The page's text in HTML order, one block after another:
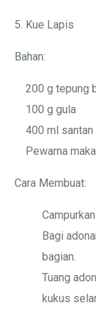
5. Kue Lapis
Bahan:
200 g tepung
100 g gula
400 ml santan
Pewarna
Cara Membuat:
Bagi
bagian.
Tuang
kukus